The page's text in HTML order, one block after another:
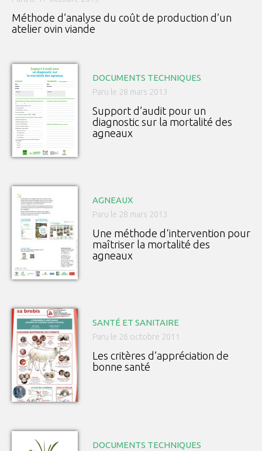
Méthode d’analyse du coût de production d’un
atelier ovin viande
DOCUMENTS TECHNIQUES
Paru le 28 mars 2013
Support d’audit pour un
diagnostic sur la mortalité des
agneaux
AGNEAUX
Paru le 28 mars 2013
Une méthode d‘intervention pour
maîtriser la mortalité des
agneaux
SANTÉ ET SANITAIRE
Paru le 26 octobre 2011
Les critères d’appréciation de
bonne santé
DOCUMENTS TECHNIQUES